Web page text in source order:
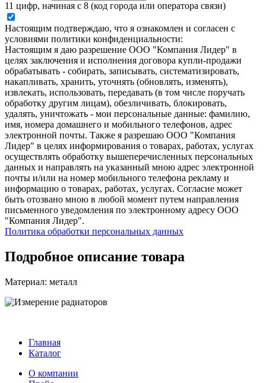
11 цифр, начиная с 8 (код города или оператора связи)
Настоящим подтверждаю, что я ознакомлен и согласен с
условиями политики конфиденциальности:
Настоящим я даю разрешение ООО "Компания Лидер" в
целях заключения и исполнения договора купли-продажи
обрабатывать - собирать, записывать, систематизировать,
накапливать, хранить, уточнять (обновлять, изменять),
извлекать, использовать, передавать (в том числе поручать
обработку другим лицам), обезличивать, блокировать,
удалять, уничтожать - мои персональные данные: фамилию,
имя, номера домашнего и мобильного телефонов, адрес
электронной почты. Также я разрешаю ООО "Компания
Лидер" в целях информирования о товарах, работах, услугах
осуществлять обработку вышеперечисленных персональных
данных и направлять на указанный мною адрес электронной
почты и/или на номер мобильного телефона рекламу и
информацию о товарах, работах, услугах. Согласие может
быть отозвано мною в любой момент путем направления
письменного уведомления по электронному адресу ООО
"Компания Лидер".
Политика обработки персональных данных
Подробное описание товара
Материал: металл
Главная
Каталог
О компании